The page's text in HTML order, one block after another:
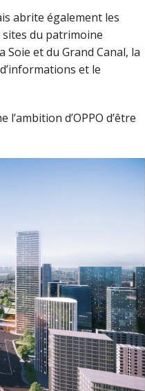
abrite également les
du patrimoine
Soie et du Grand Canal, la
et le
d’OPPO d’être